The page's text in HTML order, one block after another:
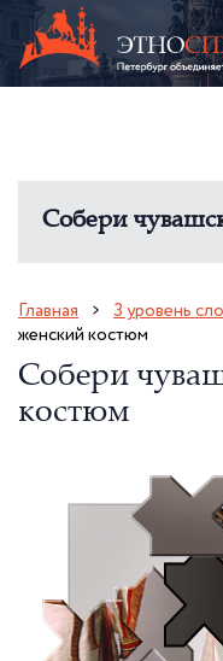
Собери
Главная 3 уровень
женский костюм
Собери
костюм